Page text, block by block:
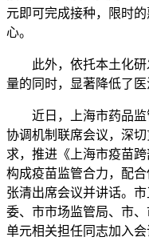
元即可完成接种，限时
心。
此外，依托本土化研
量的同时，显著降低了
近日，上海市药品监
协调机制联席会议，深
求，推进《上海市疫苗
构成疫苗监管合力，配
张清出席会议并讲话。
委、市市场监管局、市
单元相关担任同志加入会